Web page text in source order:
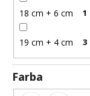
18 cm + 6 cm 1
19 cm + 4 cm 3
Farba